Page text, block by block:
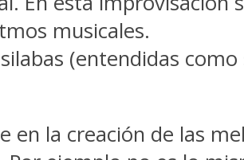
musicales.
(entendidas
en la creación de las